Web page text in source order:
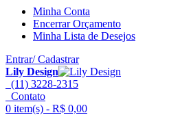
Minha Conta
Encerrar Orçamento
Minha Lista de Desejos
Entrar/ Cadastrar
Lily Design
(11) 3228-2315
Contato
0 item(s) - R$ 0,00